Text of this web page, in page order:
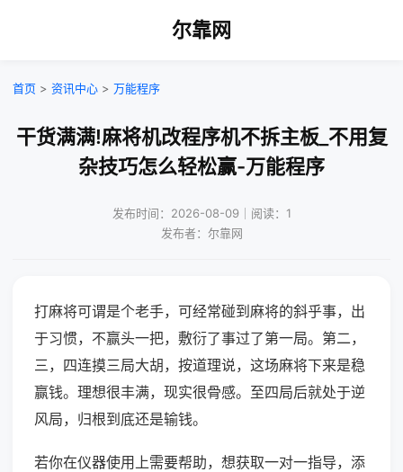
尔靠网
首页 > 资讯中心 > 万能程序
干货满满!麻将机改程序机不拆主板_不用复
杂技巧怎么轻松赢-万能程序
发布时间：2026-08-09｜阅读：1
发布者：尔靠网
打麻将可谓是个老手，可经常碰到麻将的斜乎事，出
于习惯，不赢头一把，敷衍了事过了第一局。第二，
三，四连摸三局大胡，按道理说，这场麻将下来是稳
赢钱。理想很丰满，现实很骨感。至四局后就处于逆
风局，归根到底还是输钱。
若你在仪器使用上需要帮助，想获取一对一指导，添